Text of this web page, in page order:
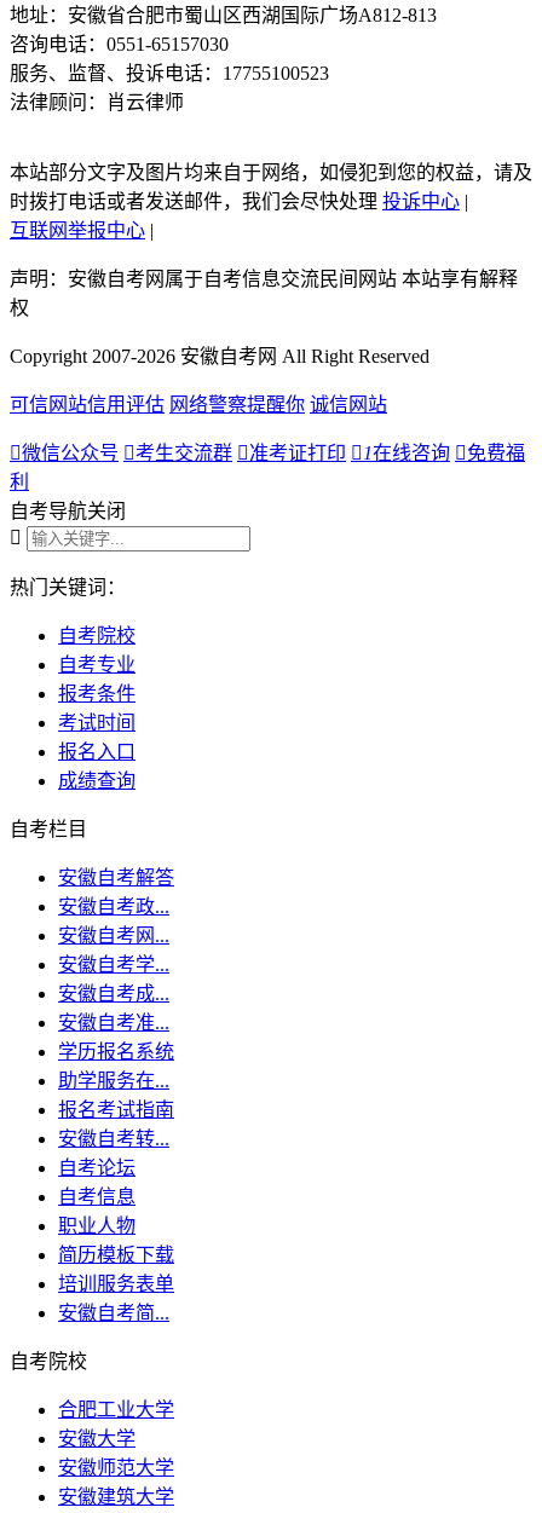
地址：安徽省合肥市蜀山区西湖国际广场A812-813
咨询电话：0551-65157030
服务、监督、投诉电话：17755100523
法律顾问：肖云律师
本站部分文字及图片均来自于网络，如侵犯到您的权益，请及
时拨打电话或者发送邮件，我们会尽快处理 投诉中心 |
互联网举报中心 |
声明：安徽自考网属于自考信息交流民间网站 本站享有解释
权
Copyright 2007-2026 安徽自考网 All Right Reserved
可信网站信用评估 网络警察提醒你 诚信网站
微信公众号 考生交流群 准考证打印  1在线咨询 免费福
利
自考导航关闭

热门关键词：
自考院校
自考专业
报考条件
考试时间
报名入口
成绩查询
自考栏目
安徽自考解答
安徽自考政...
安徽自考网...
安徽自考学...
安徽自考成...
安徽自考准...
学历报名系统
助学服务在...
报名考试指南
安徽自考转...
自考论坛
自考信息
职业人物
简历模板下载
培训服务表单
安徽自考简...
自考院校
合肥工业大学
安徽大学
安徽师范大学
安徽建筑大学